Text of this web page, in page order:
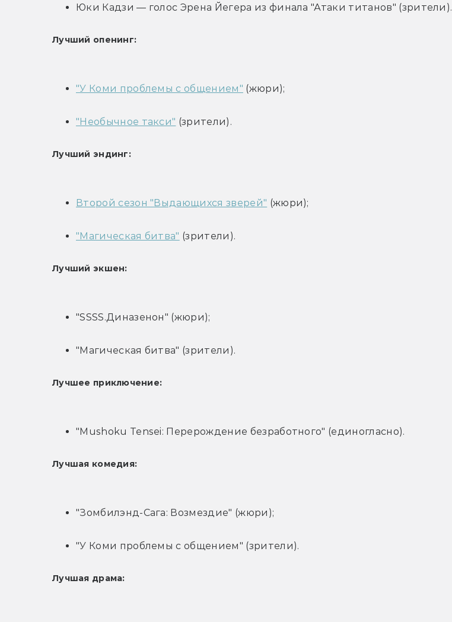
Юки Кадзи — голос Эрена Йегера из финала "Атаки титанов" (зрители).
Лучший опенинг:
"У Коми проблемы с общением" (жюри);
"Необычное такси" (зрители).
Лучший эндинг:
Второй сезон "Выдающихся зверей" (жюри);
"Магическая битва" (зрители).
Лучший экшен:
"SSSS.Диназенон" (жюри);
"Магическая битва" (зрители).
Лучшее приключение:
"Mushoku Tensei: Перерождение безработного" (единогласно).
Лучшая комедия:
"Зомбилэнд-Сага: Возмездие" (жюри);
"У Коми проблемы с общением" (зрители).
Лучшая драма: